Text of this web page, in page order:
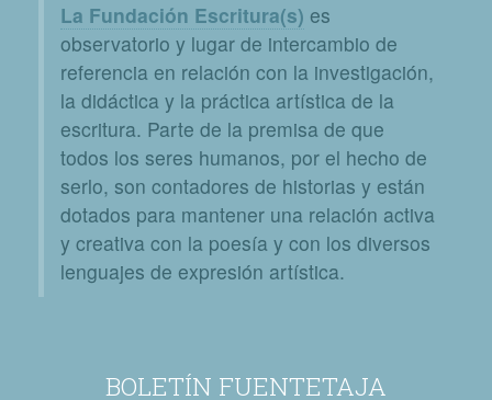
La Fundación Escritura(s) es
observatorio y lugar de intercambio de
referencia en relación con la investigación,
la didáctica y la práctica artística de la
escritura. Parte de la premisa de que
todos los seres humanos, por el hecho de
serlo, son contadores de historias y están
dotados para mantener una relación activa
y creativa con la poesía y con los diversos
lenguajes de expresión artística.
BOLETÍN FUENTETAJA